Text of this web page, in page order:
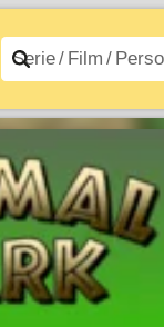
Filme A–Z